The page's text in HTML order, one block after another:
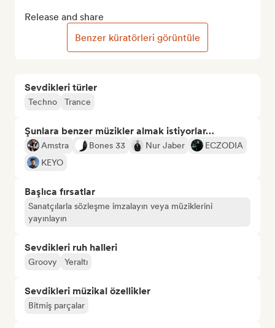
Sevdikleri türler
Techno Trance
Şunlara benzer müzikler almak istiyorlar…
Amstra Bones 33 Nur Jaber
ECZODIA
KEYO
Başlıca fırsatlar
Sanatçılarla sözleşme imzalayın veya müziklerini
yayınlayın
Sevdikleri ruh halleri
Groovy Yeraltı
Sevdikleri müzikal özellikler
Bitmiş parçalar
Release and share
Benzer küratörleri görüntüle